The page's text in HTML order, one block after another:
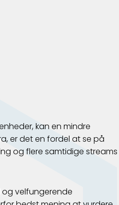
kan en mindre
er det en fordel at se på
og flere samtidige streams
velfungerende